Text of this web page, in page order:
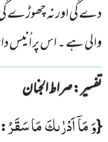
دے گی اور نہ چھوڑے
والی ہے ۔ اس پر اُنیس
تفسیر : ‎صراط الجنان
{وَ مَاۤ اَدْرٰىكَ مَا سَقَرُ: